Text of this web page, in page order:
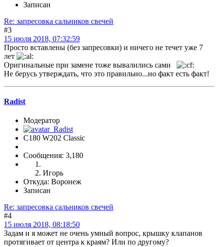
Записан
Re: запресовка сальников свечей
#3
15 июля 2018, 07:32:59
Просто вставлены (без запресовки) и ничего не течет уже 7
лет
Оригинальные при замене тоже вывалились сами
Не берусь утверждать, что это правильно...но факт есть факт!
Radist
Модератор
C180 W202 Classic
Сообщения: 3,180
Игорь
Откуда: Воронеж
Записан
Re: запресовка сальников свечей
#4
15 июля 2018, 08:18:50
Задам и я может не очень умный вопрос, крышку клапанов
протягивает от центра к краям? Или по другому?